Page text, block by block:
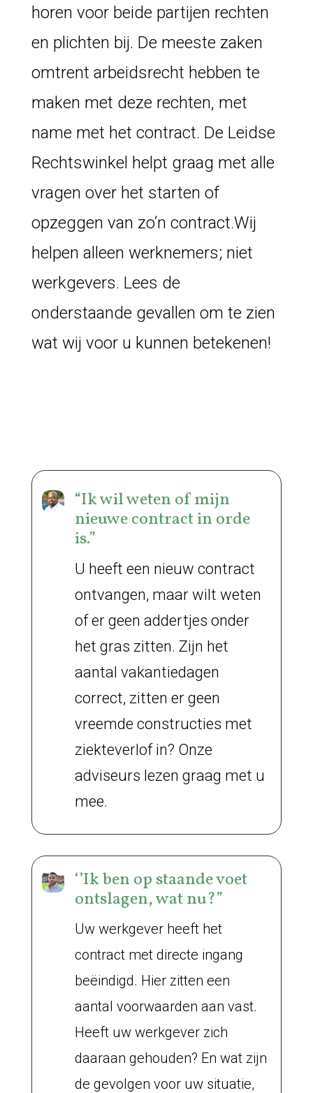
horen voor beide partijen rechten
en plichten bij. De meeste zaken
omtrent arbeidsrecht hebben te
maken met deze rechten, met
name met het contract. De Leidse
Rechtswinkel helpt graag met alle
vragen over het starten of
opzeggen van zo’n contract.Wij
helpen alleen werknemers; niet
werkgevers. Lees de
onderstaande gevallen om te zien
wat wij voor u kunnen betekenen!
“Ik wil weten of mijn
nieuwe contract in orde
is.”
U heeft een nieuw contract
ontvangen, maar wilt weten
of er geen addertjes onder
het gras zitten. Zijn het
aantal vakantiedagen
correct, zitten er geen
vreemde constructies met
ziekteverlof in? Onze
adviseurs lezen graag met u
mee.
‘’Ik ben op staande voet
ontslagen, wat nu?”
Uw werkgever heeft het
contract met directe ingang
beëindigd. Hier zitten een
aantal voorwaarden aan vast.
Heeft uw werkgever zich
daaraan gehouden? En wat zijn
de gevolgen voor uw situatie,